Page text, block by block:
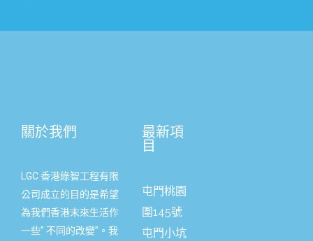
關於我們
LGC 香港綠智工程有限
公司成立的目的是希望
為我們香港末來生活作
一些” 不同的改變”。我
最新項
目
屯門桃園
圍145號
屯門小坑